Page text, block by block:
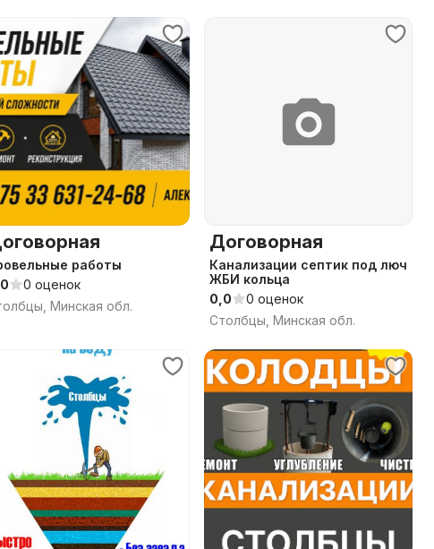
работы
0 оценок
Минская обл.
Договорная
Канализации септик под люч
ЖБИ кольца
0,0
0 оценок
Столбцы, Минская обл.